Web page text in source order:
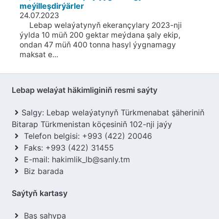
meýilleşdirýärler
24.07.2023
Lebap welaýatynyň ekerançylary 2023-nji
ýylda 10 müň 200 gektar meýdana şaly ekip,
ondan 47 müň 400 tonna hasyl ýygnamagy
maksat e...
Lebap welaýat häkimliginiň resmi saýty
Salgy: Lebap welaýatynyň Türkmenabat şäheriniň
Bitarap Türkmenistan köçesiniň 102-nji jaýy
Telefon belgisi: +993 (422) 20046
Faks: +993 (422) 31455
E-mail: hakimlik_lb@sanly.tm
Biz barada
Saýtyň kartasy
Baş sahypa